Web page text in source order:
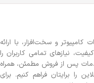
و سخت‌افزار، با ارائه
نیازهای تمامی کاربران را
پس از فروش مطمئن، همراه
را برایتان فراهم کنیم. برای